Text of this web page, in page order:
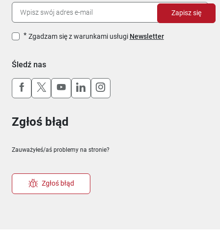
Zgadzam się z warunkami usługi Newsletter
Zapisz się
Śledź nas
Uwaga, link otworzy się w nowym oknie
Uwaga, link otworzy się w nowym oknie
Uwaga, link otworzy się w nowym
Uwaga, link otworzy się w
Uwaga, link otworzy się w
Zgłoś błąd
Zauważyłeś/aś problemy na stronie?
Zgłoś błąd